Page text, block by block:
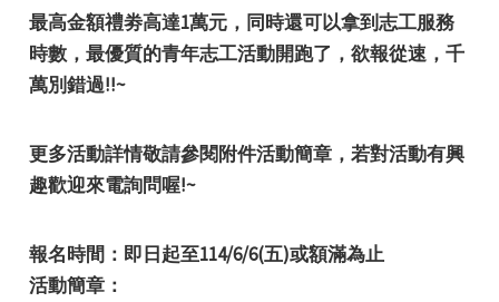
最高金額禮劵高達1萬元，同時還可以拿到志工服務
時數，最優質的青年志工活動開跑了，欲報從速，千
萬別錯過!!~
更多活動詳情敬請參閱附件活動簡章，若對活動有興
趣歡迎來電詢問喔!~
報名時間：即日起至114/6/6(五)或額滿為止
活動簡章：